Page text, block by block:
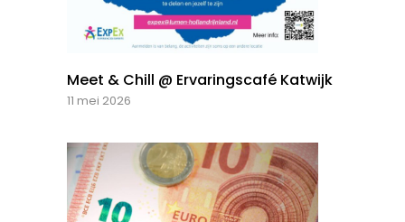
Meet & Chill @ Ervaringscafé Katwijk
11 mei 2026